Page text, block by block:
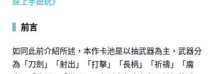
前言
如同此前介紹所述，本作卡池是以抽武器為主，武器分
為「刀劍」「射出」「打擊」「長柄」「祈禱」「魔